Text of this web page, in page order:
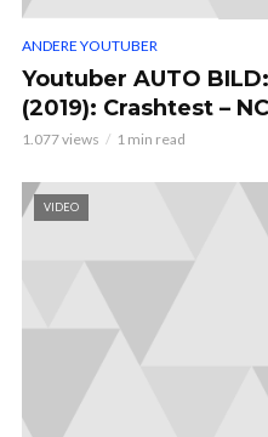
ANDERE YOUTUBER
Youtuber AUTO
(2019): Crashtest –
1.077 views 1 min read
VIDEO